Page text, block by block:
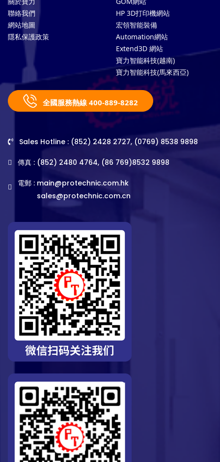
聯絡我們
網站地圖
隱私保護政策
HP 3D打印機網站
宏領智能裝備
Automation網站
Extend3D 網站
寶力智能科技(越南)
寶力智能科技(馬來西亞)
全國服務熱線 400-889-8282
Sales Hotline : (852) 2428 2727, (0769) 8538 9898
傳真 : (852) 2480 4764, (86 769)8532 9898
電郵 : main@protechnic.com.hk
sales@protechnic.com.cn